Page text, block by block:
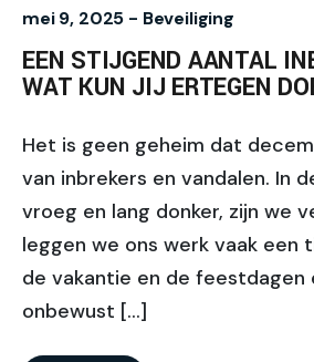
mei 9, 2025 - Beveiliging
EEN STIJGEND AANTAL
WAT KUN JIJ ERTEGEN
Het is geen geheim dat
van inbrekers en vandalen. In
vroeg en lang donker, zijn we
leggen we ons werk vaak
de vakantie en de feestdagen
onbewust […]